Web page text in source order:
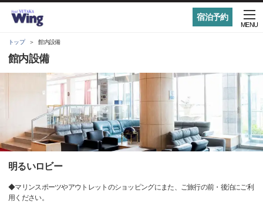
宿泊予約
MENU
トップ 館内設備
館内設備
明るいロビー
◆マリンスポーツやアウトレットのショッピングにまた、ご旅行の前・後泊にご利
用ください。